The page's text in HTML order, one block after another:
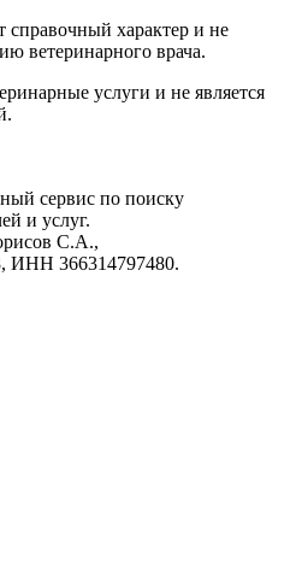
характер и не
ветеринарного врача.
услуги и не является
сервис по поиску
и услуг.
С.А.,
ИНН 366314797480.